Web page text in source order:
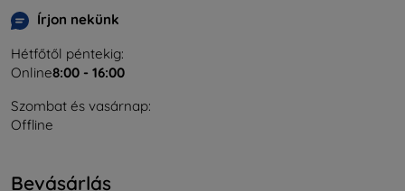
Írjon nekünk
Hétfőtől péntekig:
Online8:00 - 16:00
Szombat és vasárnap:
Offline
Bevásárlás